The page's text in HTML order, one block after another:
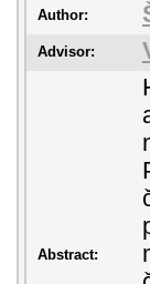
Author:
Advisor:
Abstract: